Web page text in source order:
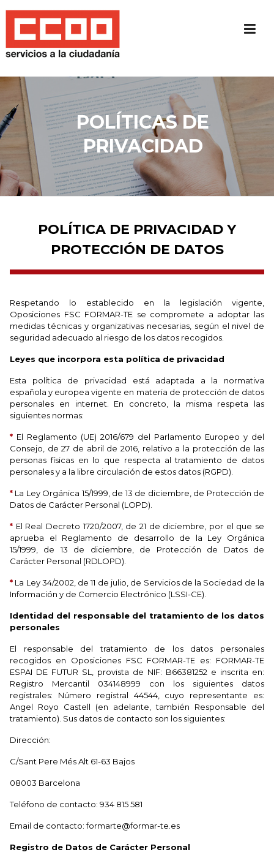
content
POLÍTICAS DE
PRIVACIDAD
POLÍTICA DE PRIVACIDAD Y
PROTECCIÓN DE DATOS
Respetando lo establecido en la legislación vigente,
Oposiciones FSC FORMAR-TE se compromete a adoptar las
medidas técnicas y organizativas necesarias, según el nivel de
seguridad adecuado al riesgo de los datos recogidos.
Leyes que incorpora esta política de privacidad
Esta política de privacidad está adaptada a la normativa
española y europea vigente en materia de protección de datos
personales en internet. En concreto, la misma respeta las
siguientes normas:
* El Reglamento (UE) 2016/679 del Parlamento Europeo y del
Consejo, de 27 de abril de 2016, relativo a la protección de las
personas físicas en lo que respecta al tratamiento de datos
personales y a la libre circulación de estos datos (RGPD).
* La Ley Orgánica 15/1999, de 13 de diciembre, de Protección de
Datos de Carácter Personal (LOPD).
* El Real Decreto 1720/2007, de 21 de diciembre, por el que se
aprueba el Reglamento de desarrollo de la Ley Orgánica
15/1999, de 13 de diciembre, de Protección de Datos de
Carácter Personal (RDLOPD).
* La Ley 34/2002, de 11 de julio, de Servicios de la Sociedad de la
Información y de Comercio Electrónico (LSSI-CE).
Identidad del responsable del tratamiento de los datos
personales
El responsable del tratamiento de los datos personales
recogidos en Oposiciones FSC FORMAR-TE es: FORMAR-TE
ESPAI DE FUTUR SL, provista de NIF: B66381252 e inscrita en:
Registro Mercantil 034148999 con los siguientes datos
registrales: Número registral 44544, cuyo representante es:
Angel Royo Castell (en adelante, también Responsable del
tratamiento). Sus datos de contacto son los siguientes:
Dirección:
C/Sant Pere Més Alt 61-63 Bajos
08003 Barcelona
Teléfono de contacto: 934 815 581
Email de contacto: formarte@formar-te.es
Registro de Datos de Carácter Personal